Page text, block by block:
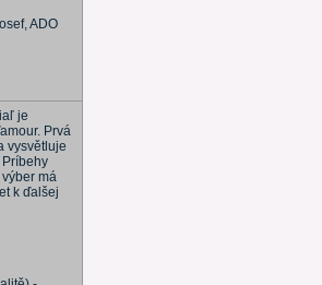
ADO
je
Prvá
vysvětluje
Príbehy
má
k ďalšej